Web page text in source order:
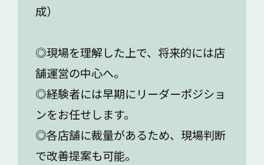
成）
◎現場を理解した上で、将来的には店
舗運営の中心へ。
◎経験者には早期にリーダーポジショ
ンをお任せします。
◎各店舗に裁量があるため、現場判断
で改善提案も可能。